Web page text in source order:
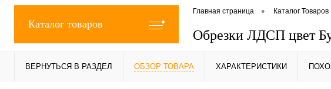
Каталог товаров
Главная страница • Каталог Товаров
Обрезки ЛДСП цвет
ВЕРНУТЬСЯ В РАЗДЕЛ ОБЗОР ТОВАРА ХАРАКТЕРИСТИКИ